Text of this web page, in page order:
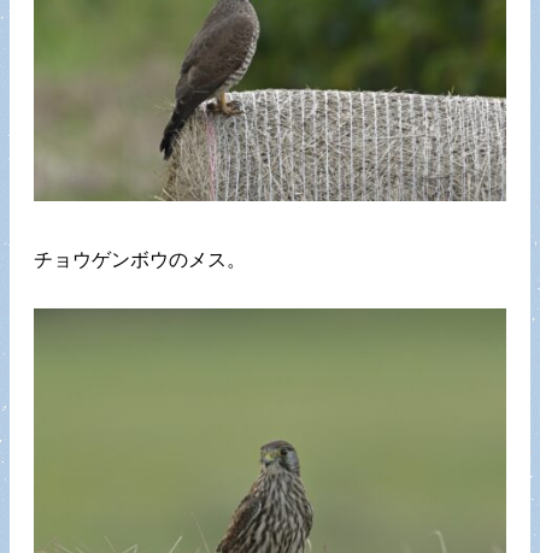
チョウゲンボウのメス。